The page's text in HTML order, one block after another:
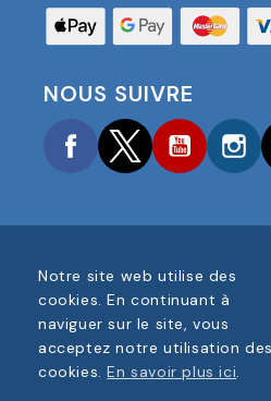
NOUS SUIVRE
FacebookTwitterYouTube
COPYRIGHT © 2025 FOOTBALL
DROITS RÉSERVÉS
NUMÉRO D'ENREGISTREMENT
06354287
CONCEPTION DU SITE WEB PAR
Notre site web utilise des
cookies. En continuant à
naviguer sur le site, vous
acceptez notre utilisation des
cookies.En savoir plus ici.